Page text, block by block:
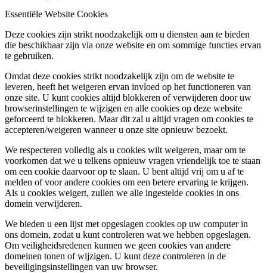
Essentiële Website Cookies
Deze cookies zijn strikt noodzakelijk om u diensten aan te bieden
die beschikbaar zijn via onze website en om sommige functies ervan
te gebruiken.
Omdat deze cookies strikt noodzakelijk zijn om de website te
leveren, heeft het weigeren ervan invloed op het functioneren van
onze site. U kunt cookies altijd blokkeren of verwijderen door uw
browserinstellingen te wijzigen en alle cookies op deze website
geforceerd te blokkeren. Maar dit zal u altijd vragen om cookies te
accepteren/weigeren wanneer u onze site opnieuw bezoekt.
We respecteren volledig als u cookies wilt weigeren, maar om te
voorkomen dat we u telkens opnieuw vragen vriendelijk toe te staan
om een cookie daarvoor op te slaan. U bent altijd vrij om u af te
melden of voor andere cookies om een betere ervaring te krijgen.
Als u cookies weigert, zullen we alle ingestelde cookies in ons
domein verwijderen.
We bieden u een lijst met opgeslagen cookies op uw computer in
ons domein, zodat u kunt controleren wat we hebben opgeslagen.
Om veiligheidsredenen kunnen we geen cookies van andere
domeinen tonen of wijzigen. U kunt deze controleren in de
beveiligingsinstellingen van uw browser.